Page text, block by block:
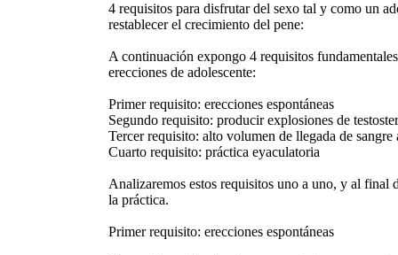
4 requisitos para disfrutar del sexo tal y como un
restablecer el crecimiento del pene:
A continuación expongo 4 requisitos
erecciones de adolescente:
Primer requisito: erecciones espontáneas
Segundo requisito: producir explosiones de
Tercer requisito: alto volumen de llegada de sangre
Cuarto requisito: práctica eyaculatoria
Analizaremos estos requisitos uno a uno, y al final
la práctica.
Primer requisito: erecciones espontáneas